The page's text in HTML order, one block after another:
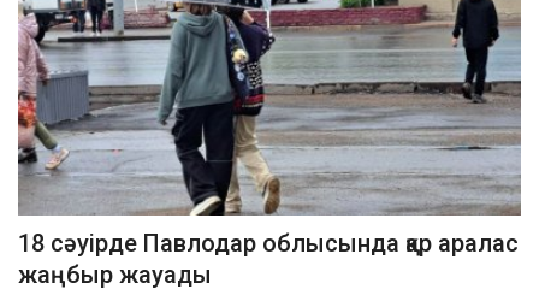
18 сәуірде Павлодар облысында қар аралас
жаңбыр жауады